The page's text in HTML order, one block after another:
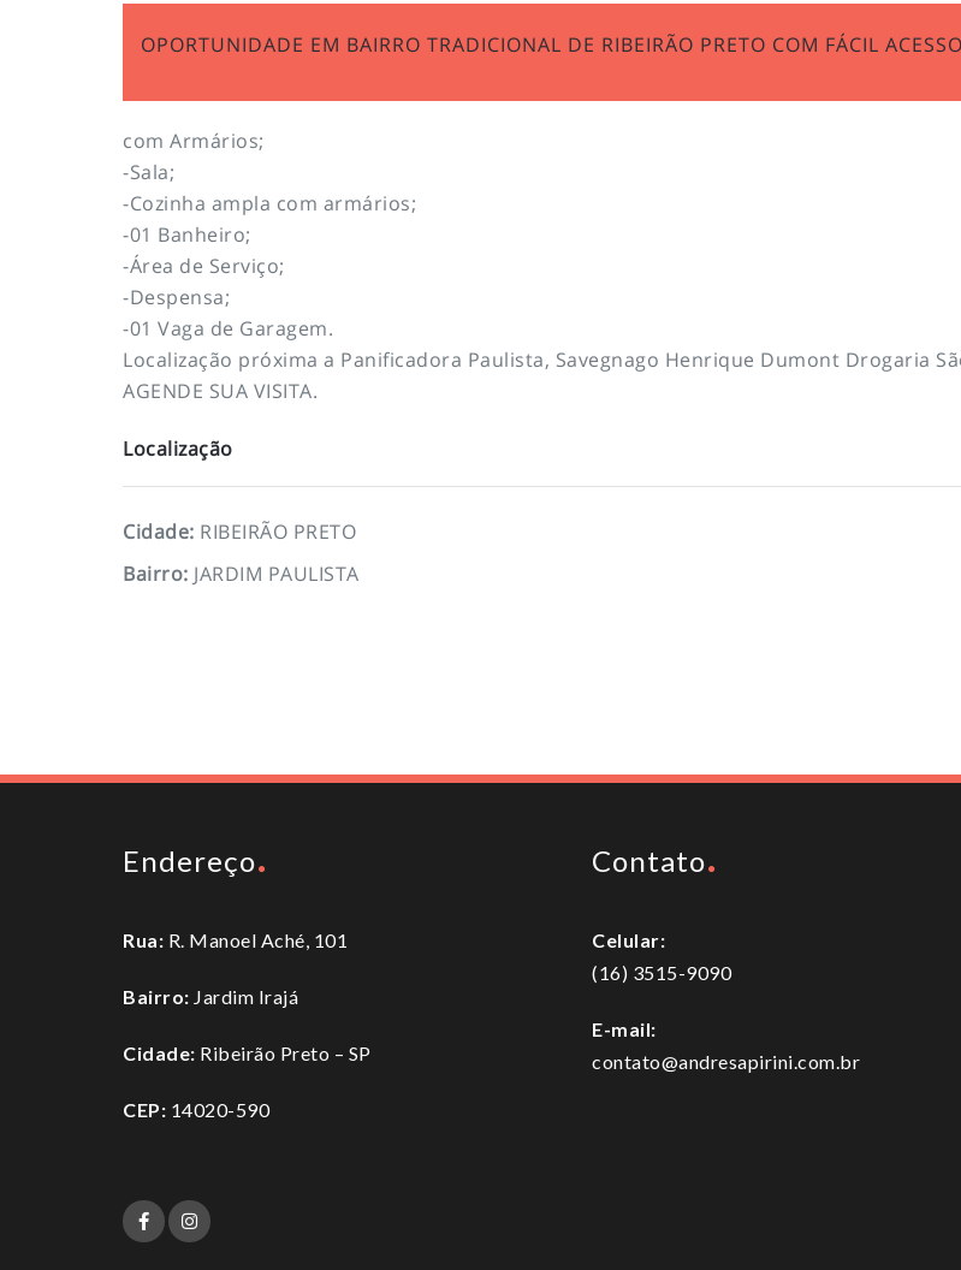
OPORTUNIDADE EM BAIRRO TRADICIONAL DE RIBEIRÃO PRETO COM FÁCIL
com Armários;
-Sala;
-Cozinha ampla com armários;
-01 Banheiro;
-Área de Serviço;
-Despensa;
-01 Vaga de Garagem.
Localização próxima a Panificadora Paulista, Savegnago Henrique Dumont Drogaria
AGENDE SUA VISITA.
Localização
Cidade: RIBEIRÃO PRETO
Bairro: JARDIM PAULISTA
Endereço
Rua: R. Manoel Aché, 101
Bairro: Jardim Irajá
Cidade: Ribeirão Preto – SP
CEP: 14020-590
Contato
Celular:
(16) 3515-9090
E-mail:
contato@andresapirini.com.br